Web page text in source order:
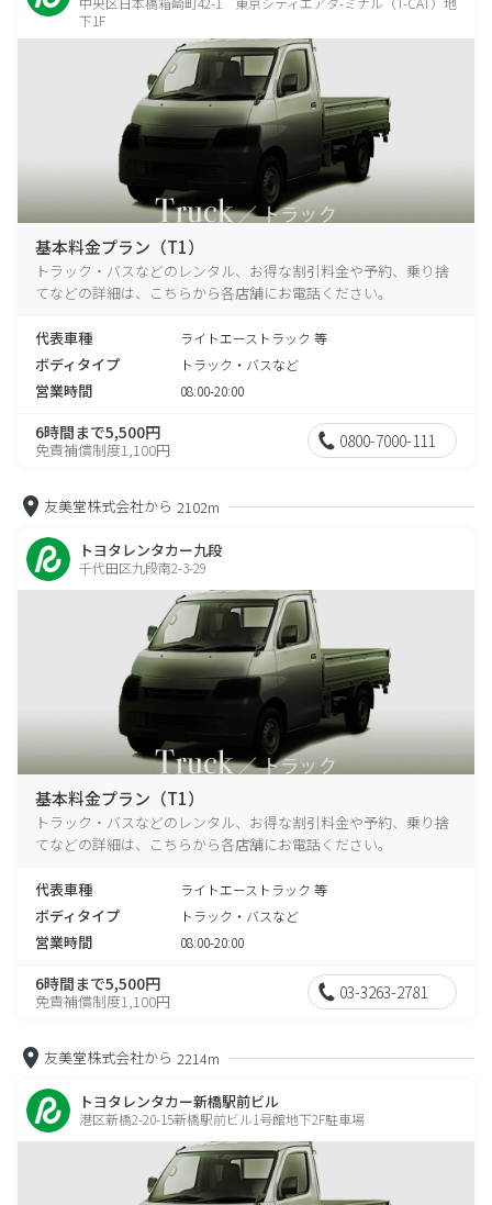
下1F
基本料金プラン（T1）
トラック・バスなどのレンタル、お得な割引料金や予約、乗り捨
てなどの詳細は、こちらから各店舗にお電話ください。
代表車種 ライトエーストラック 等
ボディタイプ トラック・バスなど
営業時間 08:00-20:00
6時間まで5,500円
免責補償制度1,100円 0800-7000-111
友美堂株式会社から 2102m
トヨタレンタカー九段
千代田区九段南2-3-29
基本料金プラン（T1）
トラック・バスなどのレンタル、お得な割引料金や予約、乗り捨
てなどの詳細は、こちらから各店舗にお電話ください。
代表車種 ライトエーストラック 等
ボディタイプ トラック・バスなど
営業時間 08:00-20:00
6時間まで5,500円
免責補償制度1,100円 03-3263-2781
友美堂株式会社から 2214m
トヨタレンタカー新橋駅前ビル
港区新橋2-20-15新橋駅前ビル1号館地下2F駐車場